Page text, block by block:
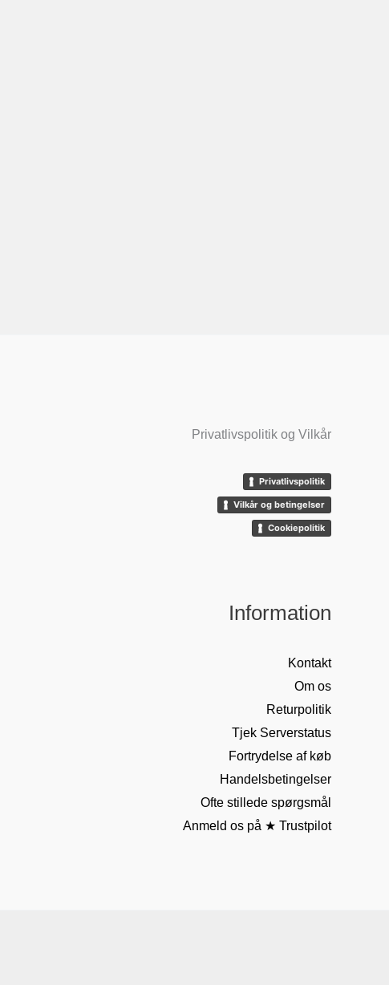
Privatlivspolitik og Vilkår
Privatlivspolitik
Vilkår og betingelser
Cookiepolitik
Information
Kontakt
Om os
Returpolitik
Tjek Serverstatus
Fortrydelse af køb
Handelsbetingelser
Ofte stillede spørgsmål
Anmeld os på ★ Trustpilot